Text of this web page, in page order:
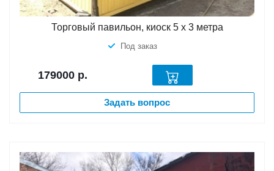
Торговый павильон, киоск 5 х 3 метра
Под заказ
179000 р.
Задать вопрос